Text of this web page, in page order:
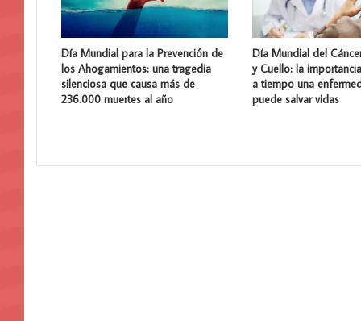
Día Mundial para la Prevención de
los Ahogamientos: una tragedia
silenciosa que causa más de
236.000 muertes al año
Día Mundial del
y Cuello: la
a tiempo una
puede salvar vidas